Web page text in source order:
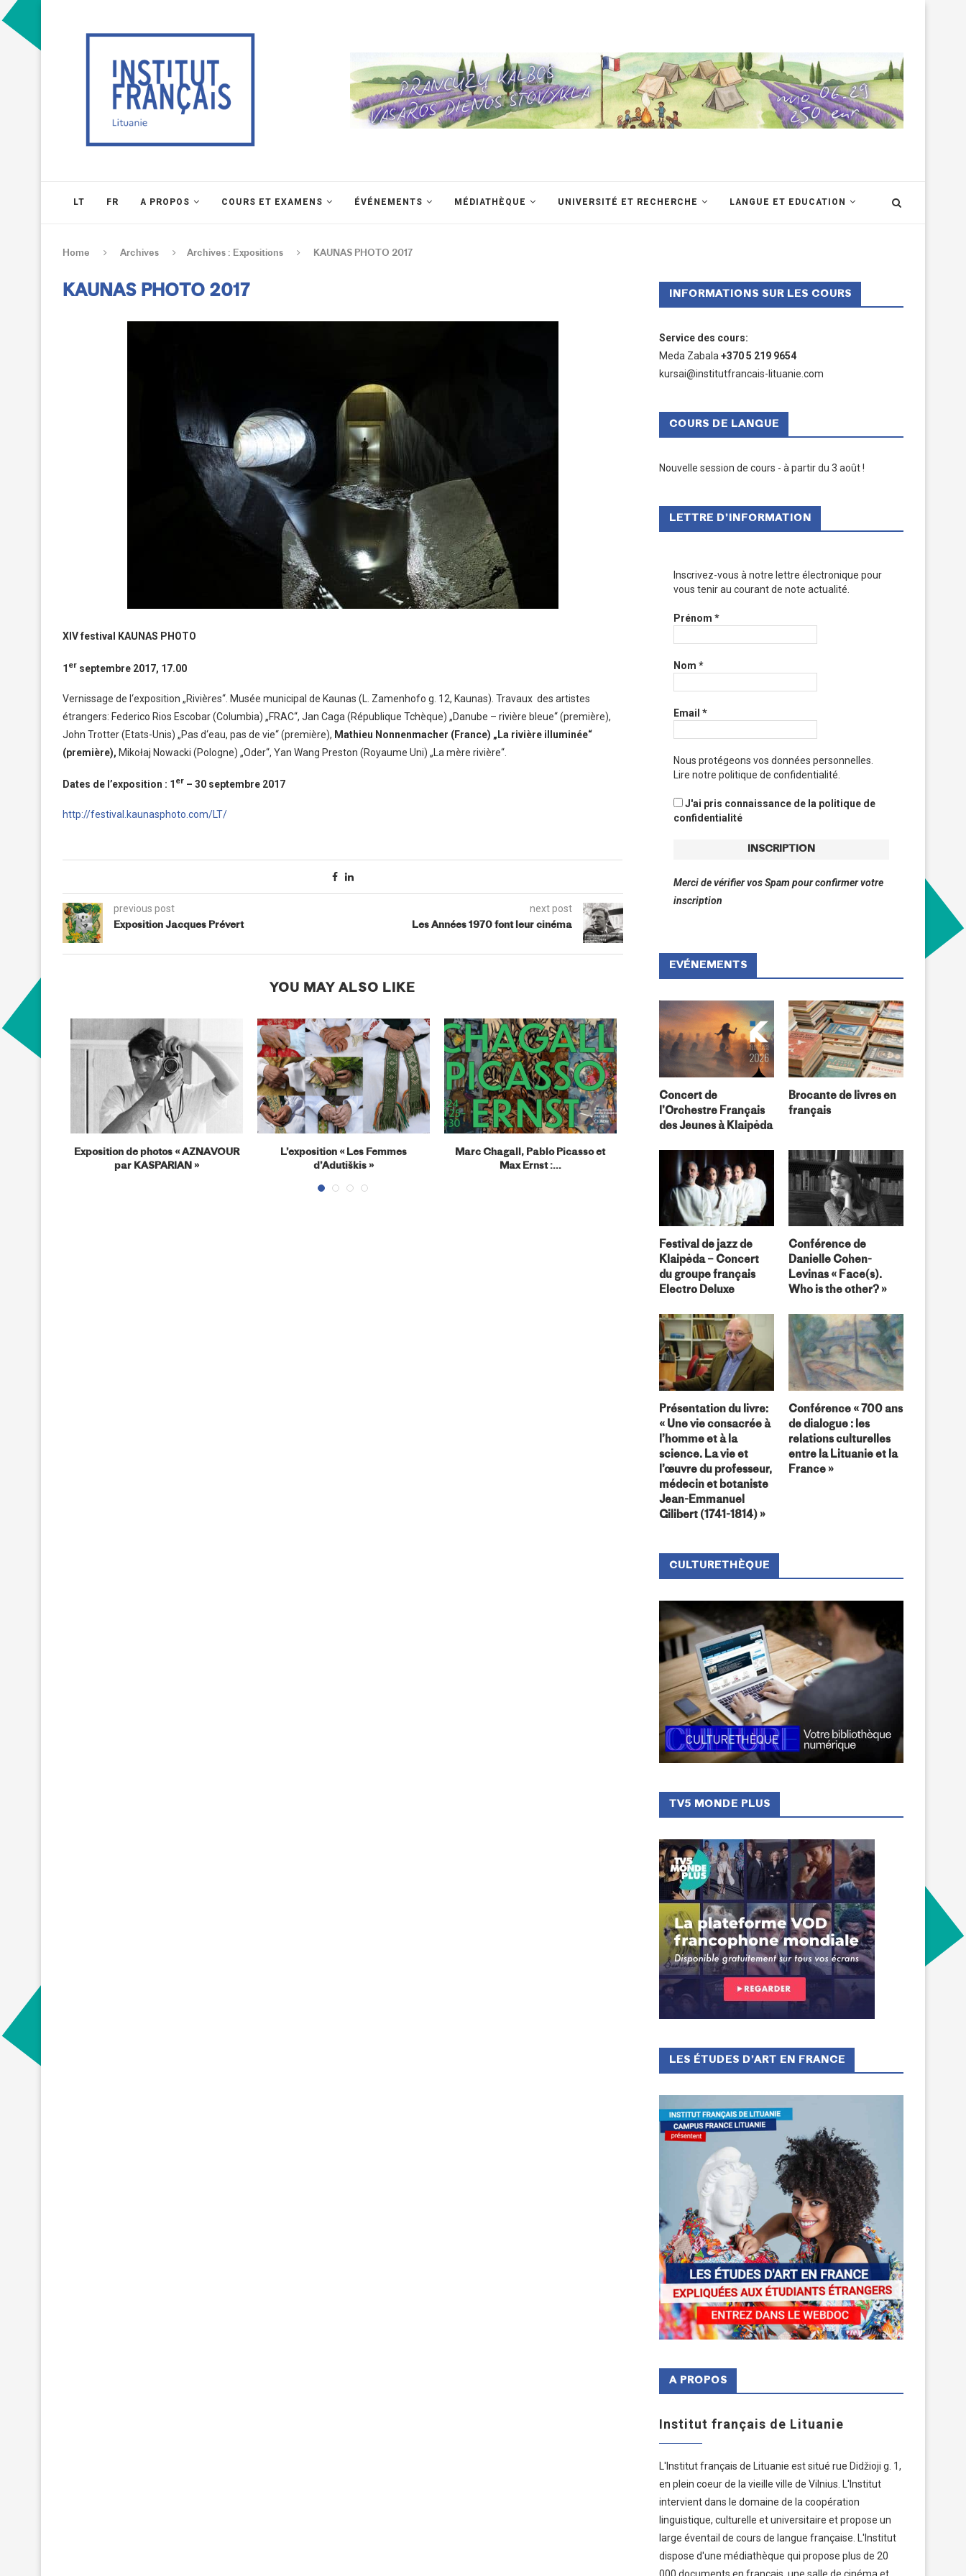
LT FR A PROPOS COURS ET EXAMENS ÉVÉNEMENTS MÉDIATHÈQUE UNIVERSITÉ ET RECHERCHE LANGUE ET EDUCATION
Home Archives Archives : Expositions KAUNAS PHOTO 2017
KAUNAS PHOTO 2017
XIV festival KAUNAS PHOTO
1 er septembre 2017, 17.00
Vernissage de l‘exposition „Rivières“. Musée municipal de Kaunas (L. Zamenhofo g. 12, Kaunas). Travaux des artistes
étrangers: Federico Rios Escobar (Columbia) „FRAC“, Jan Caga (République Tchèque) „Danube – rivière bleue“ (première),
John Trotter (Etats-Unis) „Pas d‘eau, pas de vie“ (première), Mathieu Nonnenmacher (France) „La rivière illuminée“
(première), Mikołaj Nowacki (Pologne) „Oder“, Yan Wang Preston (Royaume Uni) „La mère rivière“.
Dates de l’exposition : 1 er – 30 septembre 2017
http://festival.kaunasphoto.com/LT/
previous post
Exposition Jacques Prévert
next post
Les Années 1970 font leur cinéma
YOU MAY ALSO LIKE
Exposition de photos « AZNAVOUR
par KASPARIAN »
L’exposition « Les Femmes
d’Adutiškis »
Marc Chagall, Pablo Picasso et
Max Ernst :...
« Ma France : 25 ans d’amour » par
Valdas...
Un oiseau sur le fil
INFORMATIONS SUR LES COURS
Service des cours:
Meda Zabala +370 5 219 9654
kursai@institutfrancais-lituanie.com
COURS DE LANGUE
Nouvelle session de cours - à partir du 3 août !
LETTRE D’INFORMATION
Inscrivez-vous à notre lettre électronique pour
vous tenir au courant de note actualité.
Prénom *
Nom *
Email *
Nous protégeons vos données personnelles.
Lire notre politique de confidentialité.
J'ai pris connaissance de la politique de
confidentialité
Merci de vérifier vos Spam pour confirmer votre
inscription
EVÉNEMENTS
Concert de
l’Orchestre Français
des Jeunes à Klaipėda
Brocante de livres en
français
Festival de jazz de
Klaipėda – Concert
du groupe français
Electro Deluxe
Conférence de
Danielle Cohen-
Levinas « Face(s).
Who is the other? »
Présentation du livre:
« Une vie consacrée à
l’homme et à la
science. La vie et
l’œuvre du professeur,
médecin et botaniste
Jean-Emmanuel
Gilibert (1741-1814) »
Conférence « 700 ans
de dialogue : les
relations culturelles
entre la Lituanie et la
France »
CULTURETHÈQUE
TV5 MONDE PLUS
LES ÉTUDES D’ART EN FRANCE
A PROPOS
Institut français de Lituanie
L'Institut français de Lituanie est situé rue Didžioji g. 1,
en plein coeur de la vieille ville de Vilnius. L'Institut
intervient dans le domaine de la coopération
linguistique, culturelle et universitaire et propose un
large éventail de cours de langue française. L'Institut
dispose d'une médiathèque qui propose plus de 20